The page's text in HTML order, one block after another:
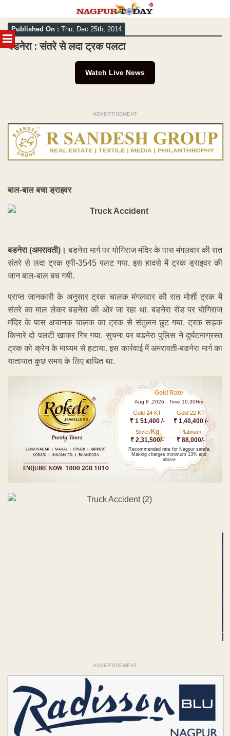
MENU
Skip
to
content
Published On : Thu, Dec 25th, 2014
बडनेरा : संतरे से लदा ट्रक पलटा
Watch Live News
ADVERTISEMENT
बाल-बाल बचा ड्राइवर
बडनेरा (अमरावती)। बडनेरा मार्ग पर योगिराज मंदिर के पास मंगलवार की रात
संतरे से लदा ट्रक एपी-3545 पलट गया. इस हादसे में ट्रक ड्राइवर की
जान बाल-बाल बच गयी.
प्राप्त जानकारी के अनुसार ट्रक चालक मंगलवार की रात मोर्शी ट्रक में
संतरे का माल लेकर बडनेरा की ओर जा रहा था. बडनेरा रोड पर योगिराज
मंदिर के पास अचानक चालक का ट्रक से संतुलन छुट गया. ट्रक सड़क
किनारे दो पलटी खाकर गिर गया. सुचना पर बडनेरा पुलिस ने दुर्घटनाग्रस्त
ट्रक को क्रेन के माध्यम से हटाया. इस कार्रवाई में अमरावती-बडनेरा मार्ग का
यातायात कुछ समय के लिए बाधित था.
Gold Rate
Aug 8 ,2026 - Time 10.30Hrs
Gold 24 KT
₹ 1 51,400 /-
Gold 22 KT
₹ 1,40,400 /-
Silver/Kg
₹ 2,31,500/-
Platinum
₹ 88,000/-
Recommended rate for Nagpur sarafa
Making charges minimum 13% and
above
ADVERTISEMENT